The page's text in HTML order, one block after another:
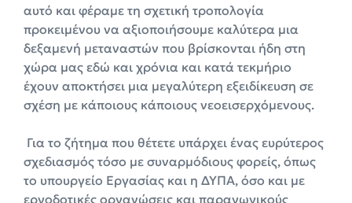
αυτό και φέραμε τη σχετική τροπολογία
προκειμένου να αξιοποιήσουμε καλύτερα μια
δεξαμενή μεταναστών που βρίσκονται ήδη στη
χώρα μας εδώ και χρόνια και κατά τεκμήριο
έχουν αποκτήσει μια μεγαλύτερη εξειδίκευση σε
σχέση με κάποιους κάποιους νεοεισερχόμενους.
Για το ζήτημα που θέτετε υπάρχει ένας ευρύτερος
σχεδιασμός τόσο με συναρμόδιους φορείς, όπως
το υπουργείο Εργασίας και η ΔΥΠΑ, όσο και με
εργοδοτικές οργανώσεις και παραγωγικούς